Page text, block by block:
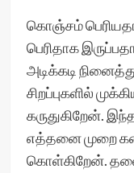
கொஞ்சம்
பெரிதாக
அடிக்கடி
சிறப்புகளில்
கருதுகிறேன்.
எத்தனை முறை
கொள்கிறேன்.